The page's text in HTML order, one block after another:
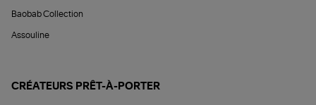
Baobab Collection
Assouline
CRÉATEURS PRÊT-À-PORTER